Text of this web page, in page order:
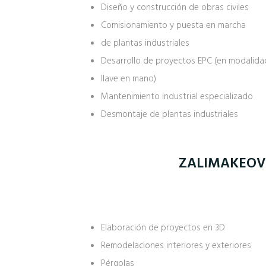
Diseño y construcción de obras civiles
Comisionamiento y puesta en marcha
de plantas industriales
Desarrollo de proyectos EPC (en
llave en mano)
Mantenimiento industrial especializado
Desmontaje de plantas industriales
Elaboración de proyectos en 3D
Remodelaciones interiores y exteriores